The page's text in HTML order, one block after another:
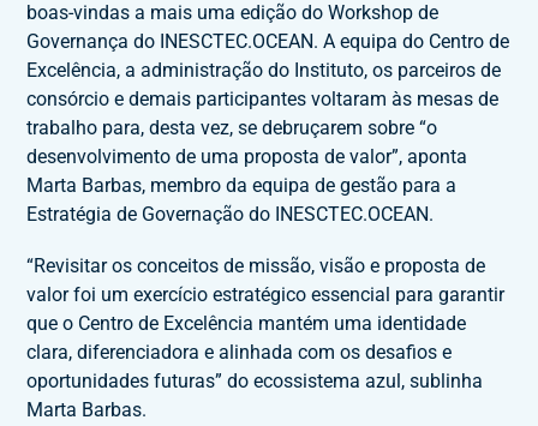
boas-vindas a mais uma edição do Workshop de
Governança do INESCTEC.OCEAN. A equipa do Centro de
Excelência, a administração do Instituto, os parceiros de
consórcio e demais participantes voltaram às mesas de
trabalho para, desta vez, se debruçarem sobre “o
desenvolvimento de uma proposta de valor”, aponta
Marta Barbas, membro da equipa de gestão para a
Estratégia de Governação do INESCTEC.OCEAN.
“Revisitar os conceitos de missão, visão e proposta de
valor foi um exercício estratégico essencial para garantir
que o Centro de Excelência mantém uma identidade
clara, diferenciadora e alinhada com os desafios e
oportunidades futuras” do ecossistema azul, sublinha
Marta Barbas.